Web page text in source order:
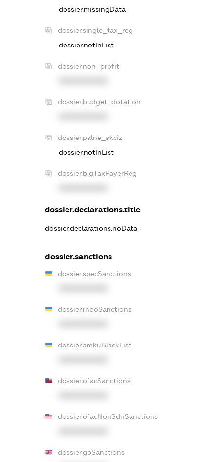
dossier.missingData
dossier.single_tax_reg
dossier.notInList
dossier.non_profit
dossier.budget_dotation
dossier.palne_akciz
dossier.notInList
dossier.bigTaxPayerReg
dossier.declarations.title
dossier.declarations.noData
dossier.sanctions
dossier.specSanctions
dossier.rnboSanctions
dossier.amkuBlackList
dossier.ofacSanctions
dossier.ofacNonSdnSanctions
dossier.gbSanctions